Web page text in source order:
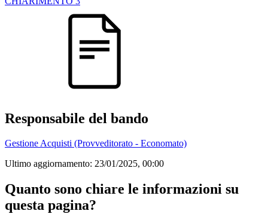
Responsabile del bando
Gestione Acquisti (Provveditorato - Economato)
Ultimo aggiornamento: 23/01/2025, 00:00
Quanto sono chiare le informazioni su
questa pagina?